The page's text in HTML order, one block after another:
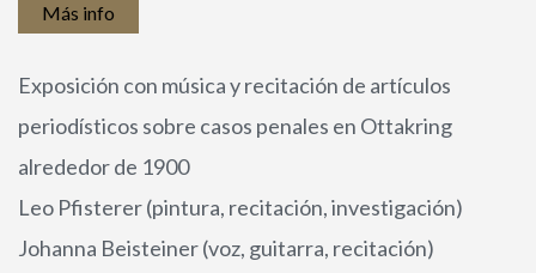
EVENTOS 2026
ARCHIVO
CURRÍCULUM VÍTAE
Más info
Exposición con música y recitación de artículos
periodísticos sobre casos penales en Ottakring
alrededor de 1900
Leo Pfisterer (pintura, recitación, investigación)
Johanna Beisteiner (voz, guitarra, recitación)